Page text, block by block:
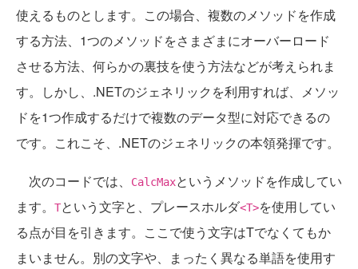
使えるものとします。この場合、複数のメソッドを作成
する方法、1つのメソッドをさまざまにオーバーロード
させる方法、何らかの裏技を使う方法などが考えられま
す。しかし、.NETのジェネリックを利用すれば、メソッ
ドを1つ作成するだけで複数のデータ型に対応できるの
です。これこそ、.NETのジェネリックの本領発揮です。
次のコードでは、 CalcMaxというメソッドを作成してい
ます。
Tという文字と、プレースホルダ<T>を使用してい
る点が目を引きます。ここで使う文字はTでなくてもか
まいません。別の文字や、まったく異なる単語を使用す